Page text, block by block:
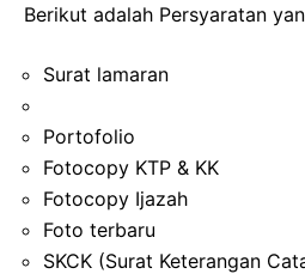
Berikut adalah Persyaratan
Surat lamaran
Portofolio
Fotocopy KTP & KK
Fotocopy Ijazah
Foto terbaru
SKCK (Surat Keterangan